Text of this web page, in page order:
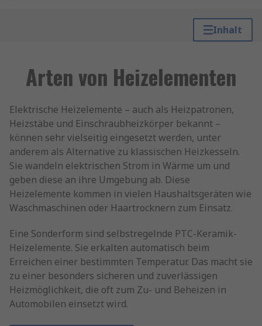
Inhalt
Arten von Heizelementen
Elektrische Heizelemente – auch als Heizpatronen,
Heizstäbe und Einschraubheizkörper bekannt –
können sehr vielseitig eingesetzt werden, unter
anderem als Alternative zu klassischen Heizkesseln.
Sie wandeln elektrischen Strom in Wärme um und
geben diese an ihre Umgebung ab. Diese
Heizelemente kommen in vielen Haushaltsgeräten wie
Waschmaschinen oder Haartrocknern zum Einsatz.
Eine Sonderform sind selbstregelnde PTC-Keramik-
Heizelemente. Sie erkalten automatisch beim
Erreichen einer bestimmten Temperatur. Das macht sie
zu einer besonders sicheren und zuverlässigen
Heizmöglichkeit, die oft zum Zu- und Beheizen in
Automobilen einsetzt wird.